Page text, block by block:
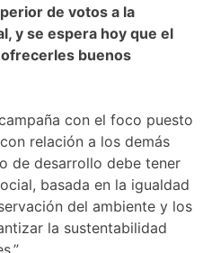
de votos a la
y se espera hoy que el
buenos
con el foco puesto
relación a los demás
de desarrollo debe tener
basada en la igualdad
del ambiente y los
la sustentabilidad